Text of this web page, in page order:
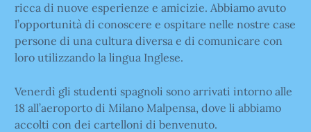
ricca di nuove esperienze e amicizie. Abbiamo avuto
l’opportunità di conoscere e ospitare nelle nostre case
persone di una cultura diversa e di comunicare con
loro utilizzando la lingua Inglese.
Venerdì gli studenti spagnoli sono arrivati intorno alle
18 all’aeroporto di Milano Malpensa, dove li abbiamo
accolti con dei cartelloni di benvenuto.